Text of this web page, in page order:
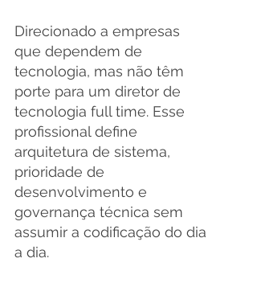
Direcionado a empresas
que dependem de
tecnologia, mas não têm
porte para um diretor de
tecnologia full time. Esse
profissional define
arquitetura de sistema,
prioridade de
desenvolvimento e
governança técnica sem
assumir a codificação do dia
a dia.